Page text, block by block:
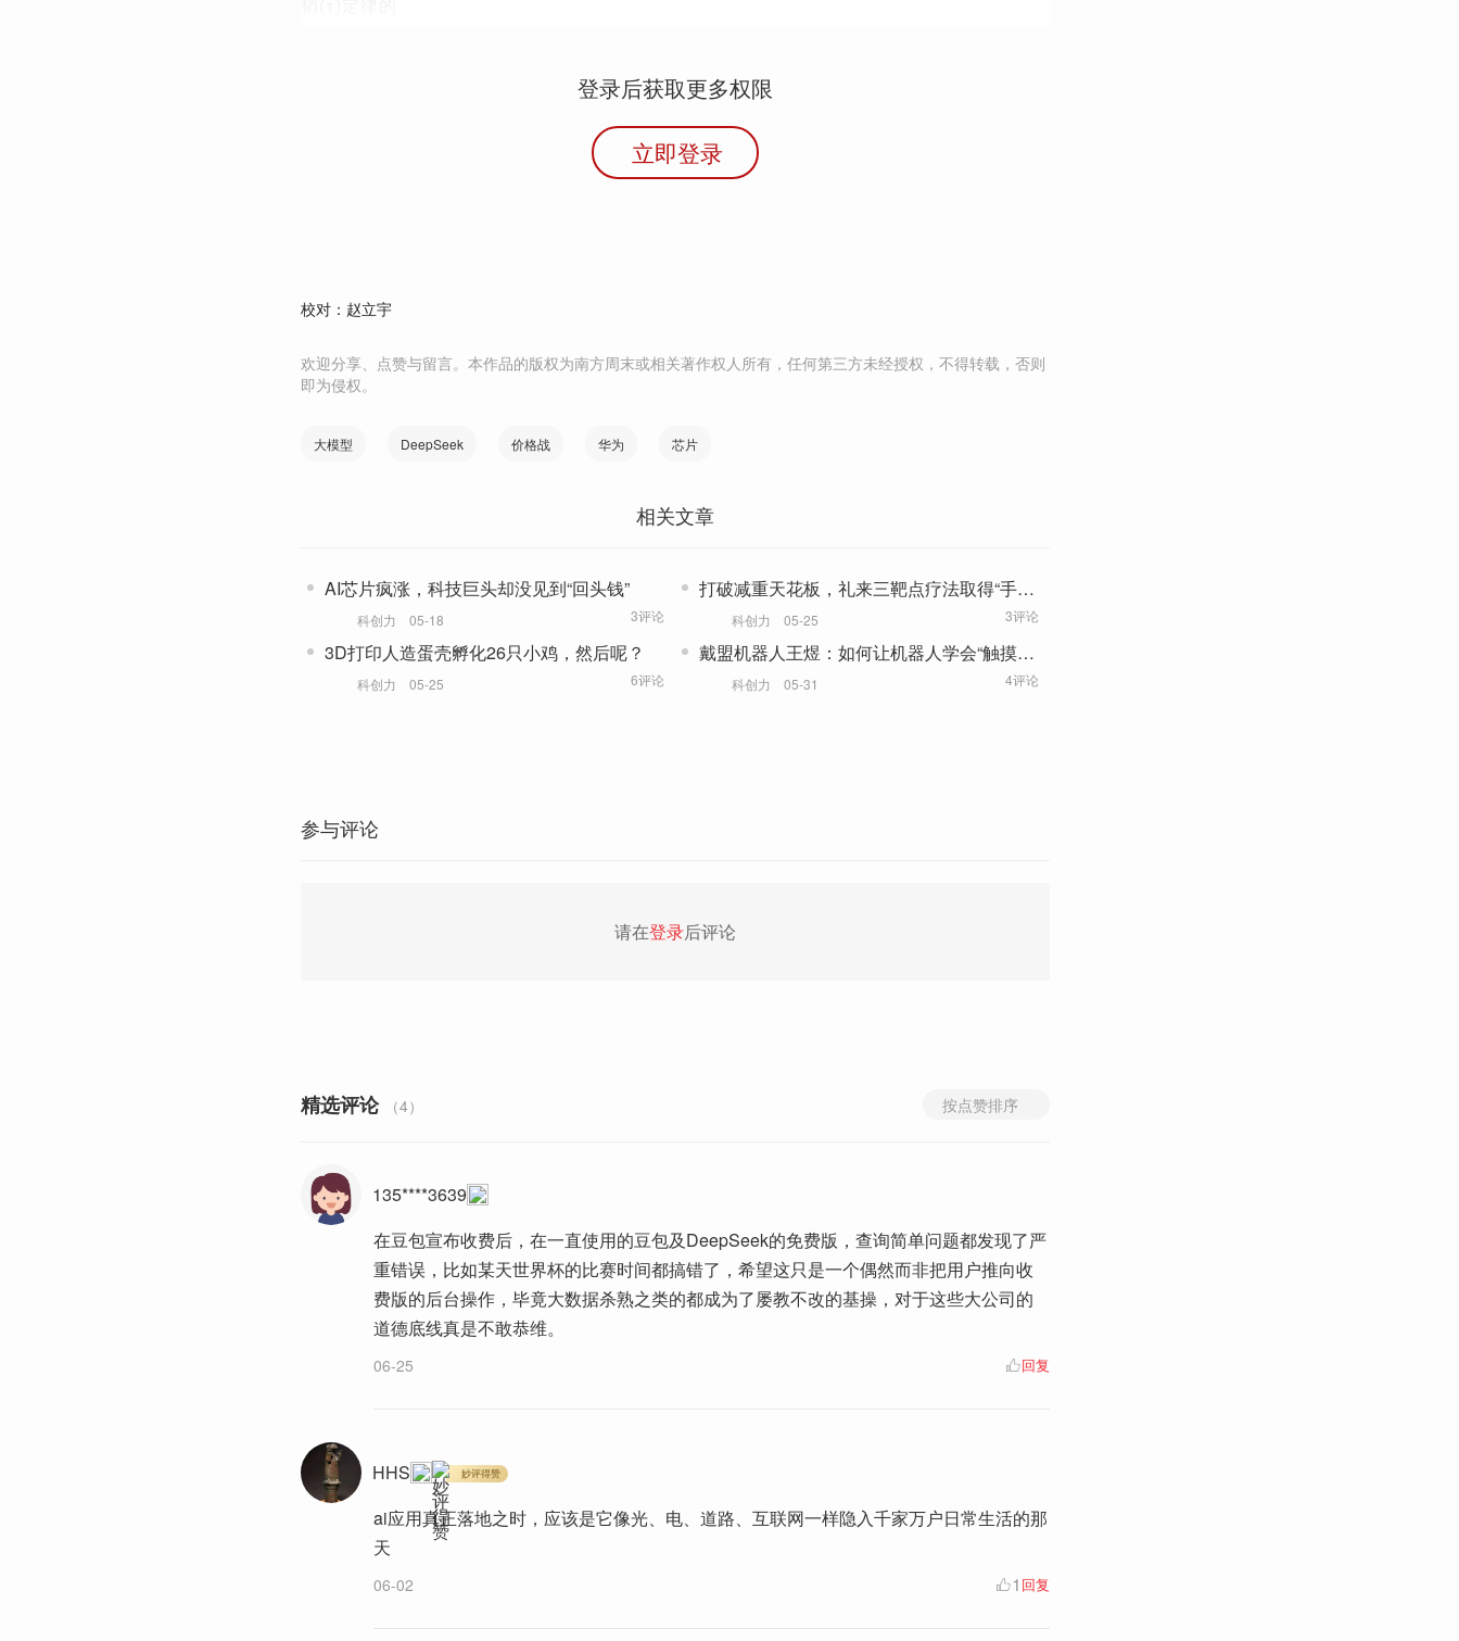
登录后获取更多权限
立即登录
校对：赵立宇
欢迎分享、点赞与留言。本作品的版权为南方周末或相关著作权人所有，任何第三方未经授权，不得转载，否则
即为侵权。
大模型 DeepSeek 价格战 华为 芯片
相关文章
AI芯片疯涨，科技巨头却没见到“回头钱”
科创力 05-18 3评论
打破减重天花板，礼来三靶点疗法取得“手术
级”结果
科创力 05-25 3评论
3D打印人造蛋壳孵化26只小鸡，然后呢？
科创力 05-25 6评论
戴盟机器人王煜：如何让机器人学会“触摸”
世界？科创力 05-31 4评论
参与评论
请在登录后评论
精选评论 （4） 按点赞排序
135****3639
在豆包宣布收费后，在一直使用的豆包及DeepSeek的免费版，查询简单问题都发现了严
重错误，比如某天世界杯的比赛时间都搞错了，希望这只是一个偶然而非把用户推向收
费版的后台操作，毕竟大数据杀熟之类的都成为了屡教不改的基操，对于这些大公司的
道德底线真是不敢恭维。
06-25 回复
HHS 妙评得赞
ai应用真正落地之时，应该是它像光、电、道路、互联网一样隐入千家万户日常生活的那
天
06-02 1 回复